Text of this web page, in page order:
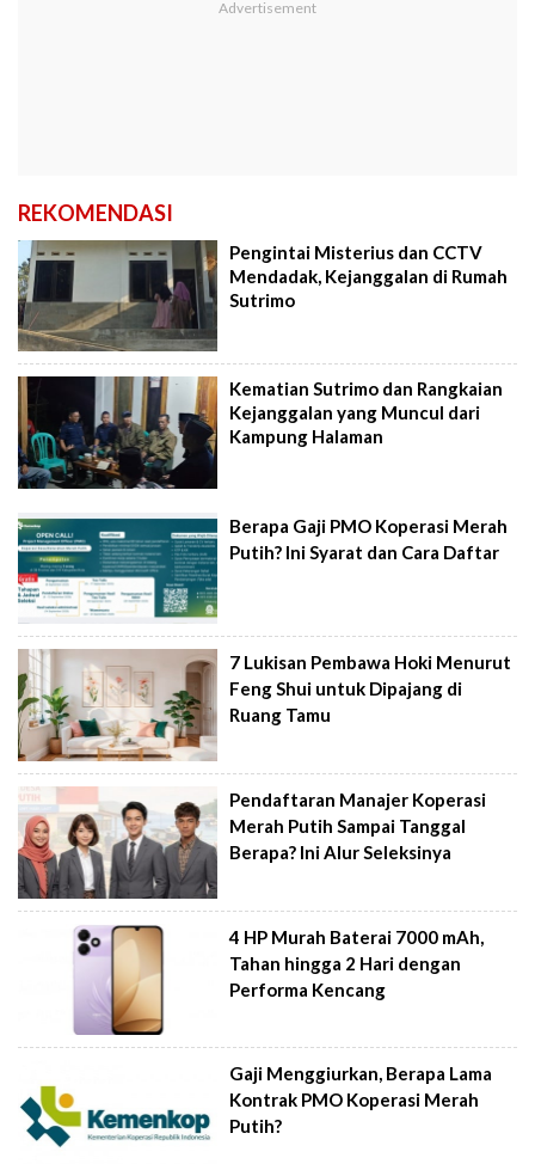
REKOMENDASI
Pengintai Misterius dan CCTV
Mendadak, Kejanggalan di Rumah
Sutrimo
Kematian Sutrimo dan Rangkaian
Kejanggalan yang Muncul dari
Kampung Halaman
Berapa Gaji PMO Koperasi Merah
Putih? Ini Syarat dan Cara Daftar
7 Lukisan Pembawa Hoki Menurut
Feng Shui untuk Dipajang di
Ruang Tamu
Pendaftaran Manajer Koperasi
Merah Putih Sampai Tanggal
Berapa? Ini Alur Seleksinya
4 HP Murah Baterai 7000 mAh,
Tahan hingga 2 Hari dengan
Performa Kencang
Gaji Menggiurkan, Berapa Lama
Kontrak PMO Koperasi Merah
Putih?